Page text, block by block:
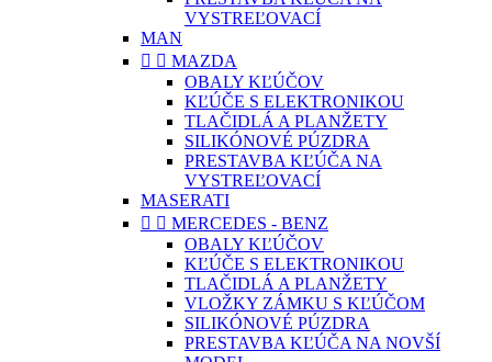
VYSTREĽOVACÍ
MAN
  MAZDA
OBALY KĽÚČOV
KĽÚČE S ELEKTRONIKOU
TLAČIDLÁ A PLANŽETY
SILIKÓNOVÉ PÚZDRA
PRESTAVBA KĽÚČA NA
VYSTREĽOVACÍ
MASERATI
  MERCEDES - BENZ
OBALY KĽÚČOV
KĽÚČE S ELEKTRONIKOU
TLAČIDLÁ A PLANŽETY
VLOŽKY ZÁMKU S KĽÚČOM
SILIKÓNOVÉ PÚZDRA
PRESTAVBA KĽÚČA NA NOVŠÍ